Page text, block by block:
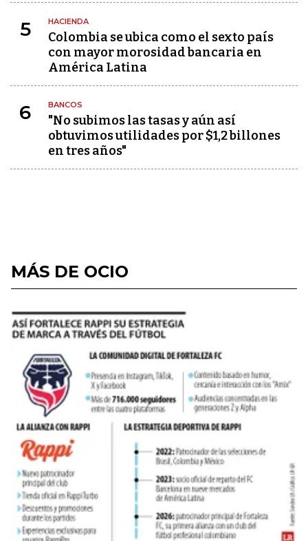
5 HACIENDA
Colombia se ubica como el sexto país
con mayor morosidad bancaria en
América Latina
6 BANCOS
"No subimos las tasas y aún así
obtuvimos utilidades por $1,2 billones
en tres años"
MÁS DE OCIO